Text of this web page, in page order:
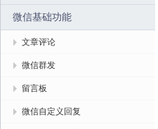
微信基础功能
文章评论
微信群发
留言板
微信自定义回复